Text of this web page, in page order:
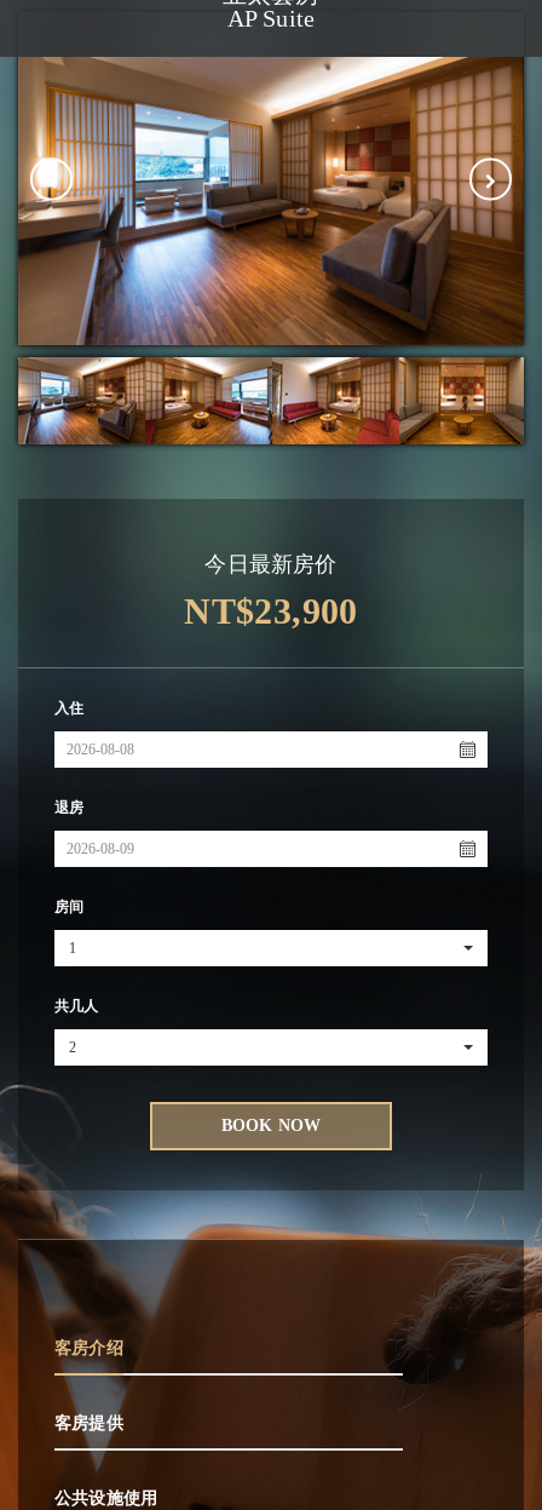
AP Suite
今日最新房价
NT$23,900
入住
退房
房间
1
共几人
2
BOOK NOW
客房介绍
客房提供
公共设施使用